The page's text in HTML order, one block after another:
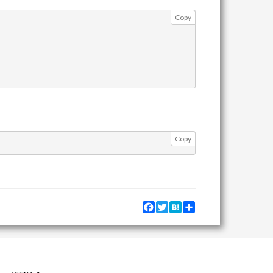
Copy
Copy
Facebook
Twitter
Hatena